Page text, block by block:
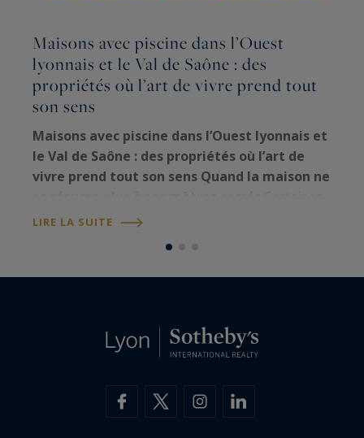
Maisons avec piscine dans l’Ouest
lyonnais et le Val de Saône : des
propriétés où l’art de vivre prend tout
son sens
Maisons avec piscine dans l’Ouest lyonnais et
le Val de Saône : des propriétés où l’art de
vivre prend tout son sens Quand la maison ne
propriétés procurent une sensation particulière
LIRE LA SUITE